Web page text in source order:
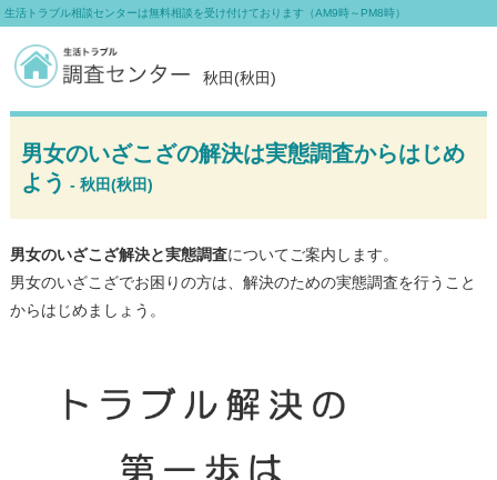
男女のいざこざの解決は実態調査からはじめ
よう - 秋田(秋田)
男女のいざこざ解決と実態調査についてご案内します。
男女のいざこざでお困りの方は、解決のための実態調査を行うこと
からはじめましょう。
秋田(秋田)
生活トラブル相談センターは無料相談を受け付けております（AM9時～PM8時）